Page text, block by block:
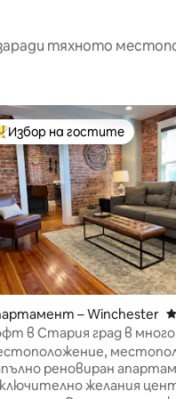
тяхното
от 5, 100 отзива
популярен избор на
Избор на гостите
– Winchester
в Стария град в
в центъра
реновиран
желания